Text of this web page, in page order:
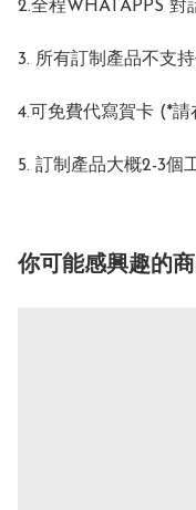
2.全程WHATAPPS 對
3. 所有訂制產品不支
4.可免費代寫賀卡 (*
5. 訂制產品大概2-3個
你可能感興趣的